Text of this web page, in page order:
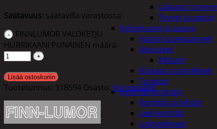
Lakanat ja
Tyynyt ja peitot
Kylpyhuone ja sauna
Harjat ja pesuaineet
Kalusteet
Mittarit
Kiukaat ja tarvikkeet
Tuoksut
Kynttilät ja lyhdyt
Kynttilät ja lyhdyt
Led-kynttilät
Lyhtytelineet
Saatavuus: saatavilla varastossa
FINNLUMOR VALOKETJU
HURRIKAANI PUNAINEN määrä
Lisää ostoskoriin
Tuotetunnus: 318594 Osasto: Koristevalot